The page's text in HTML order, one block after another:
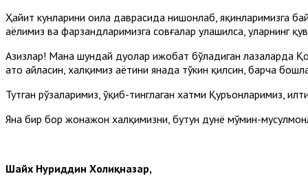
Ҳайит кунларини оила даврасида нишонлаб, яқинларимизга
аёлимиз ва фарзандларимизга совғалар улашилса, уларнинг
Азизлар! Мана шундай дуолар ижобат бўладиган лаҳзаларда
ато айласин, халқимиз ҳаётини янада тўкин қилсин, барча
Тутган рўзаларимиз, ўқиб-тинглаган хатми Қуръонларимиз,
Яна бир бор жонажон халқимизни, бутун дунё мўмин-
Шайх Нуриддин Холиқназар,